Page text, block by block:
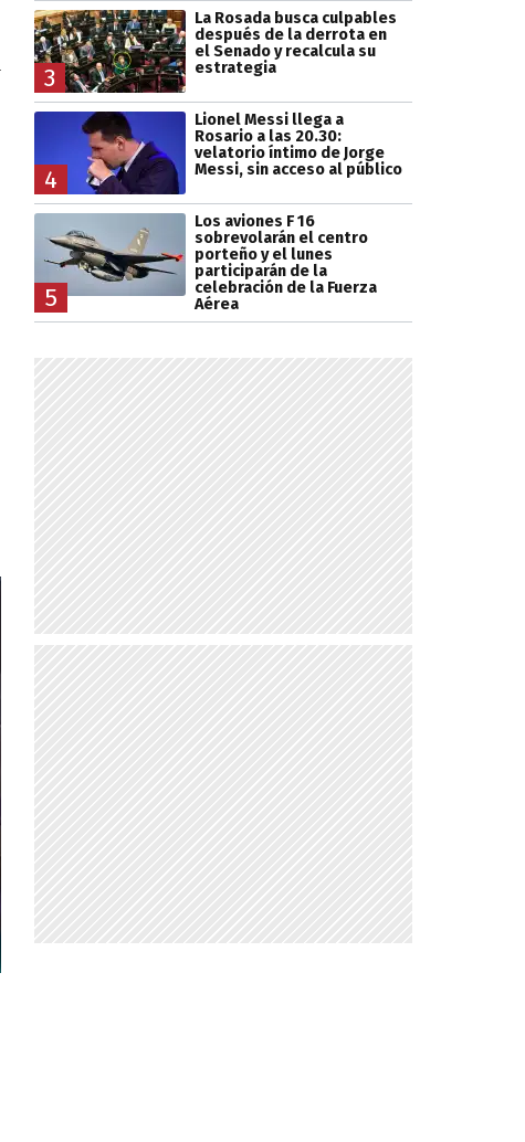
3
La Rosada busca culpables
después de la derrota en
el Senado y recalcula su
estrategia
4
Lionel Messi llega a
Rosario a las 20.30:
velatorio íntimo de Jorge
Messi, sin acceso al público
5
Los aviones F 16
sobrevolarán el centro
porteño y el lunes
participarán de la
celebración de la Fuerza
Aérea